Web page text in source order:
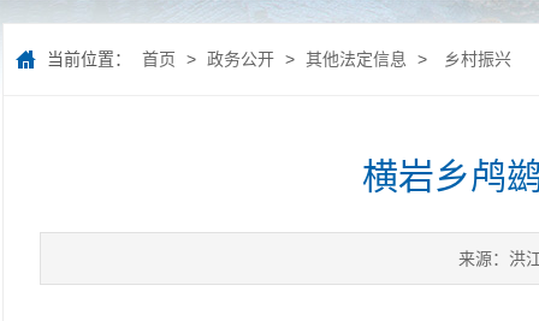
当前位置： 首页 > 政务公开 > 其他法定信息 > 乡村振兴
横岩乡鸬
来源：洪